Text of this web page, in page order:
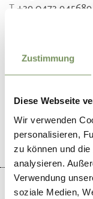
Zustimmung
Diese Webseite
Wir verwenden
personalisieren,
zu können und
analysieren.
Verwendung
soziale Medien,
T +39 0473 945689